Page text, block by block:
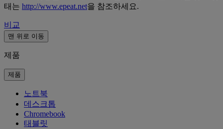
태는 http://www.epeat.net을 참조하세요.
비교
맨 위로 이동
제품
제품
노트북
데스크톱
Chromebook
태블릿